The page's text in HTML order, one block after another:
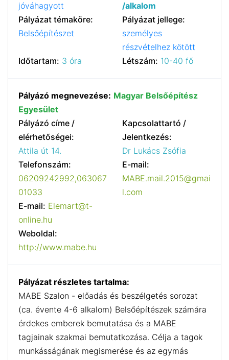
jóváhagyott
/alkalom
Pályázat témaköre:
Belsőépítészet
Pályázat jellege:
személyes
részvételhez kötött
Időtartam: 3 óra Létszám: 10-40 fő
Pályázó megnevezése: Magyar Belsőépítész
Egyesület
Pályázó címe /
elérhetőségei:
Attila út 14.
Telefonszám:
06209242992,063067
01033
E-mail: Elemart@t-
online.hu
Weboldal:
http://www.mabe.hu
Kapcsolattartó /
Jelentkezés:
Dr Lukács Zsófia
E-mail:
MABE.mail.2015@gmai
l.com
Pályázat részletes tartalma:
MABE Szalon - előadás és beszélgetés sorozat
(ca. évente 4-6 alkalom) Belsőépítészek számára
érdekes emberek bemutatása és a MABE
tagjainak szakmai bemutatkozása. Célja a tagok
munkásságának megismerése és az egymás